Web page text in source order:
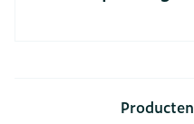
Producten